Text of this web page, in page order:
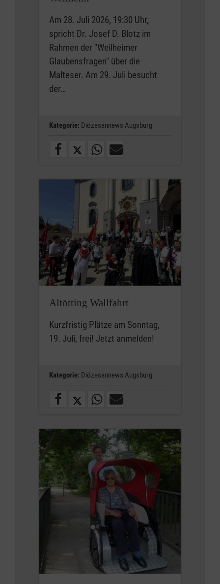
Am 28. Juli 2026, 19:30 Uhr,
spricht Dr. Josef D. Blotz im
Rahmen der "Weilheimer
Glaubensfragen" über die
Malteser. Am 29. Juli besucht
der…
Kategorie: Diözesannews Augsburg
Altötting Wallfahrt
Kurzfristig Plätze am Sonntag,
19. Juli, frei! Jetzt anmelden!
Kategorie: Diözesannews Augsburg